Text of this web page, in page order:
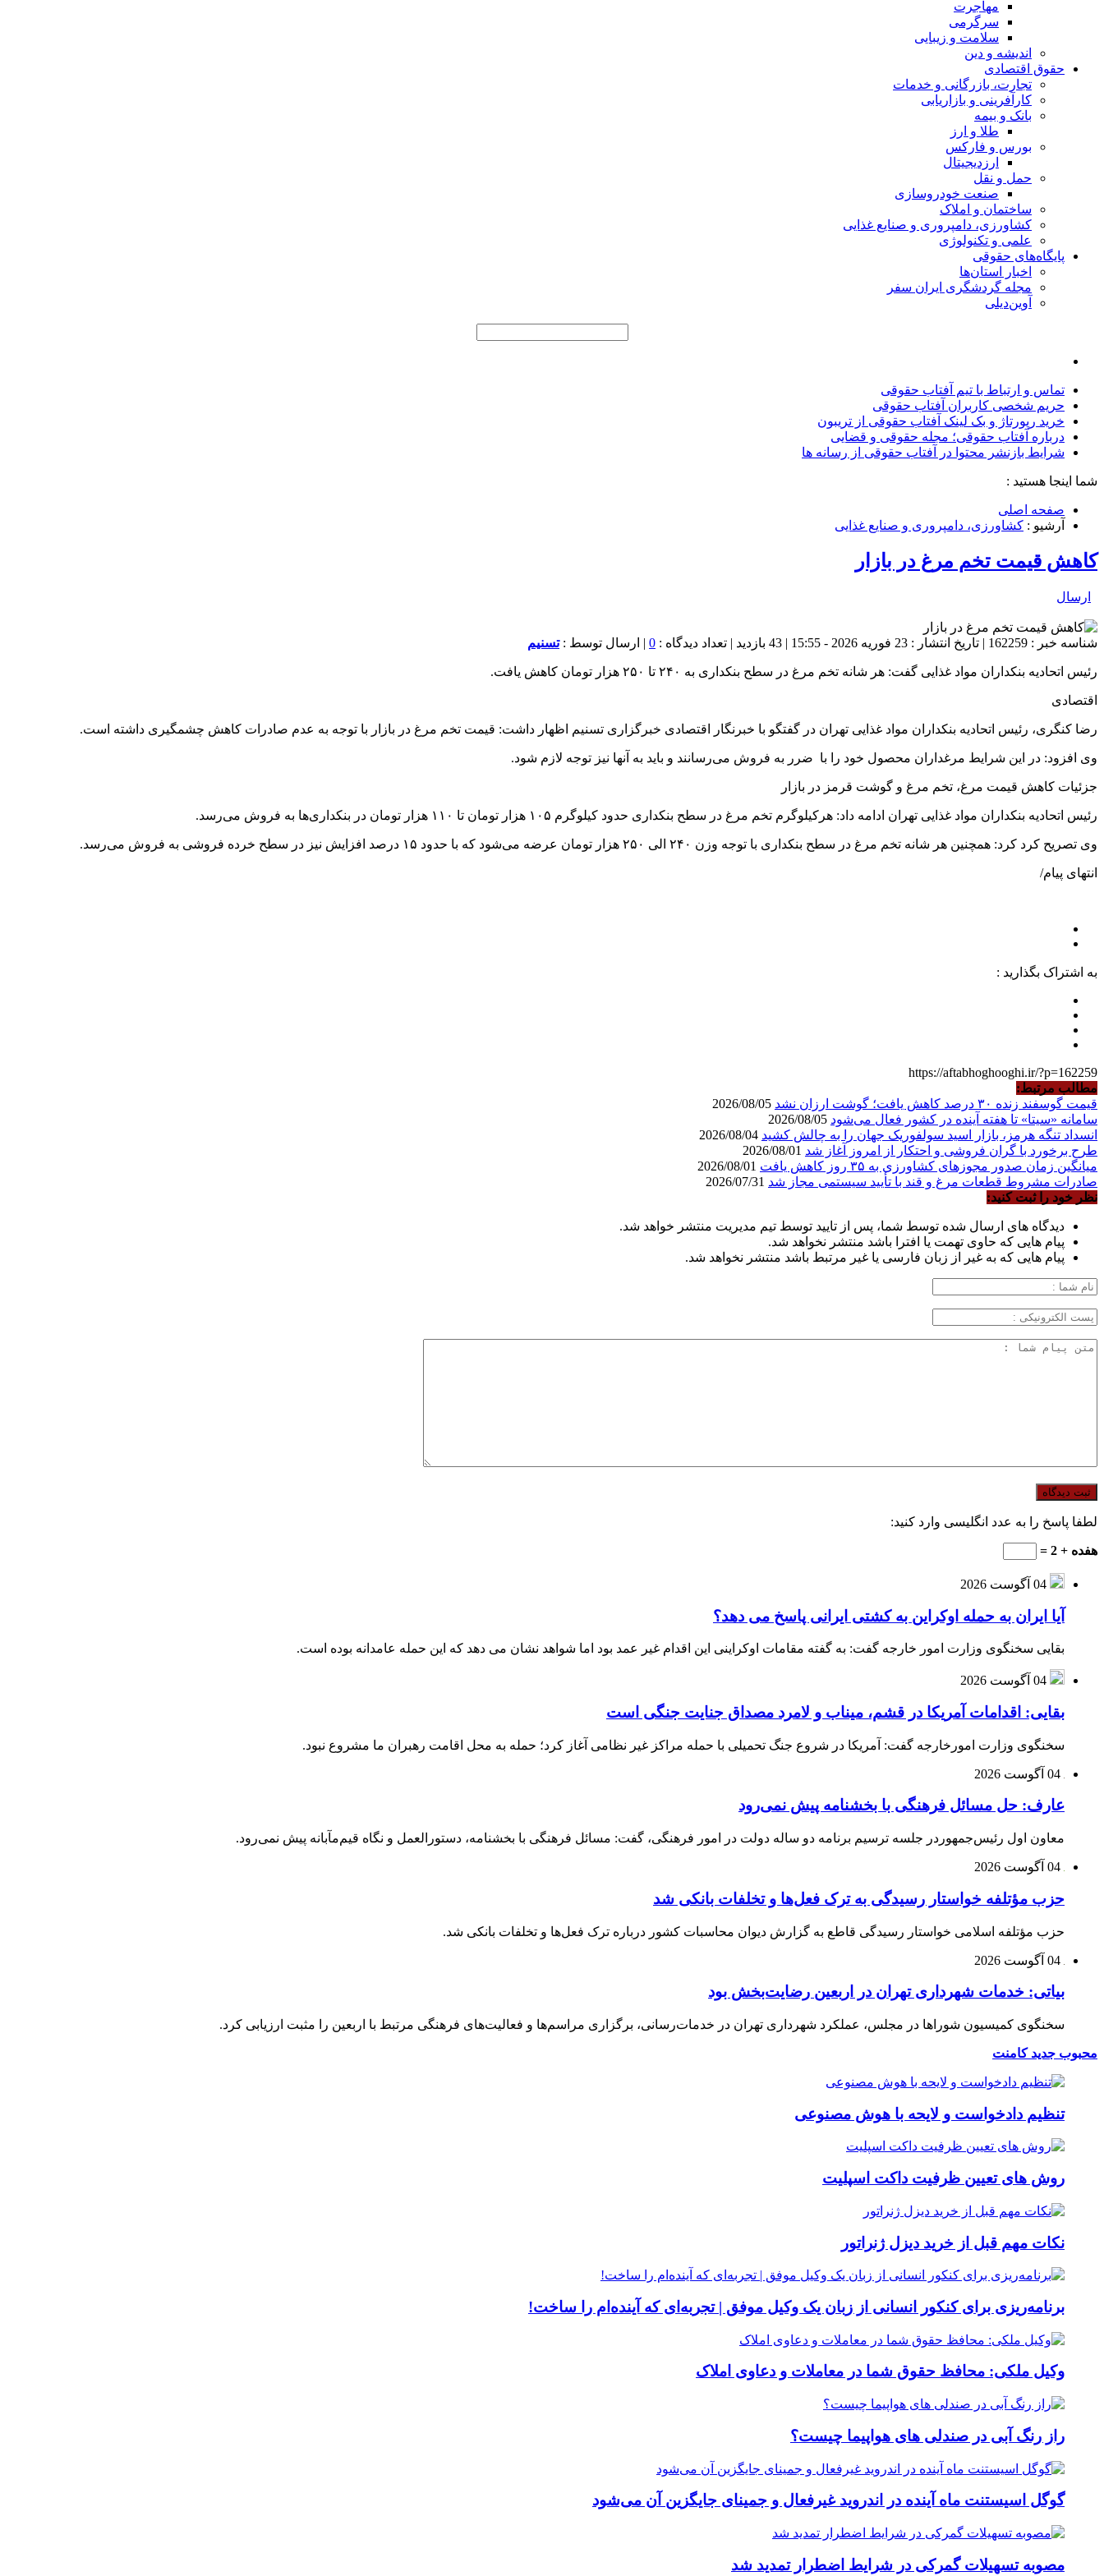
مهاجرت
سرگرمی
سلامت و زیبایی
اندیشه و دین
حقوق اقتصادی
تجارت، بازرگانی و خدمات
کارآفرینی و بازاریابی
بانک و بیمه
طلا و ارز
بورس و فارکس
ارزدیجیتال
حمل و نقل
صنعت خودروسازی
ساختمان و املاک
کشاورزی، دامپروری و صنایع غذایی
علمی و تکنولوژی
پایگاه‌های حقوقی
اخبار استان‌ها
مجله گردشگری ایران سفر
آوین‌دیلی
تماس و ارتباط با تیم آفتاب حقوقی
حریم شخصی کاربران آفتاب حقوقی
خرید رپورتاژ و بک لینک آفتاب حقوقی از تریبون
درباره آفتاب حقوقی؛ مجله حقوقی و قضایی
شرایط بازنشر محتوا در آفتاب حقوقی از رسانه ها
شما اینجا هستید :
صفحه اصلی
آرشیو : کشاورزی، دامپروری و صنایع غذایی
کاهش قیمت تخم مرغ در بازار
ارسال
شناسه خبر : 162259 | تاریخ انتشار : 23 فوریه 2026 - 15:55 | 43 بازدید | تعداد دیدگاه : 0 | ارسال توسط :تسنیم
رئیس اتحادیه بنکداران مواد غذایی گفت: هر شانه تخم مرغ در سطح بنکداری به ۲۴۰ تا ۲۵۰ هزار تومان کاهش یافت.
اقتصادی
رضا کنگری، رئیس اتحادیه بنکداران مواد غذایی تهران در گفتگو با خبرنگار اقتصادی خبرگزاری تسنیم اظهار داشت: قیمت تخم مرغ در بازار با توجه به عدم صادرات کاهش چشمگیری داشته است.
وی افزود: در این شرایط مرغداران محصول خود را با ضرر به فروش می‌رسانند و باید به آنها نیز توجه لازم شود.
جزئیات کاهش قیمت مرغ، تخم مرغ و گوشت قرمز در بازار
رئیس اتحادیه بنکداران مواد غذایی تهران ادامه داد: هرکیلوگرم تخم مرغ در سطح بنکداری حدود کیلوگرم ۱۰۵ هزار تومان تا ۱۱۰ هزار تومان در بنکداری‌ها به فروش می‌رسد.
وی تصریح کرد کرد: همچنین هر شانه تخم مرغ در سطح بنکداری با توجه وزن ۲۴۰ الی ۲۵۰ هزار تومان عرضه می‌شود که با حدود ۱۵ درصد افزایش نیز در سطح خرده فروشی به فروش می‌رسد.
انتهای پیام/
به اشتراک بگذارید :
https://aftabhoghooghi.ir/?p=162259
مطالب مرتبط:
قیمت گوسفند زنده ۳۰ درصد کاهش یافت؛ گوشت ارزان نشد
سامانه «سیتا» تا هفته آینده در کشور فعال می‌شود
انسداد تنگه هرمز، بازار اسید سولفوریک جهان را به چالش کشید
طرح برخورد با گران فروشی و احتکار از امروز آغاز شد
میانگین زمان صدور مجوزهای کشاورزی به ۳۵ روز کاهش یافت
صادرات مشروط قطعات مرغ و قند با تأیید سیستمی مجاز شد
نظر خود را ثبت کنید:
دیدگاه های ارسال شده توسط شما، پس از تایید توسط تیم مدیریت منتشر خواهد شد.
پیام هایی که حاوی تهمت یا افترا باشد منتشر نخواهد شد.
پیام هایی که به غیر از زبان فارسی یا غیر مرتبط باشد منتشر نخواهد شد.
لطفا پاسخ را به عدد انگلیسی وارد کنید:
هفده + 2 =
04 آگوست 2026
آیا ایران به حمله اوکراین به کشتی ایرانی پاسخ می دهد؟
بقایی سخنگوی وزارت امور خارجه گفت: به گفته مقامات اوکراینی این اقدام غیر عمد بود اما شواهد نشان می دهد که این حمله عامدانه بوده است.
04 آگوست 2026
بقایی: اقدامات آمریکا در قشم، میناب و لامرد مصداق جنایت جنگی است
سخنگوی وزارت امورخارجه گفت: آمریکا در شروع جنگ تحمیلی با حمله مراکز غیر نظامی آغاز کرد؛ حمله به محل اقامت رهبران ما مشروع نبود.
04 آگوست 2026
عارف: حل مسائل فرهنگی با بخشنامه پیش نمی‌رود
معاون اول رئیس‌جمهوردر جلسه ترسیم برنامه دو ساله دولت در امور فرهنگی، گفت: مسائل فرهنگی با بخشنامه، دستورالعمل و نگاه قیم‌مآبانه پیش نمی‌رود.
04 آگوست 2026
حزب مؤتلفه خواستار رسیدگی به ترک فعل‌ها و تخلفات بانکی شد
حزب مؤتلفه اسلامی خواستار رسیدگی قاطع به گزارش دیوان محاسبات کشور درباره ترک فعل‌ها و تخلفات بانکی شد.
04 آگوست 2026
بیاتی: خدمات شهرداری تهران در اربعین رضایت‌بخش بود
سخنگوی کمیسیون شوراها در مجلس، عملکرد شهرداری تهران در خدمات‌رسانی، برگزاری مراسم‌ها و فعالیت‌های فرهنگی مرتبط با اربعین را مثبت ارزیابی کرد.
محبوب جدیدکامنت
تنظیم دادخواست و لایحه با هوش مصنوعی
روش های تعیین ظرفیت داکت اسپلیت
نکات مهم قبل از خرید دیزل ژنراتور
برنامه‌ریزی برای کنکور انسانی از زبان یک وکیل موفق | تجربه‌ای که آینده‌ام را ساخت!
وکیل ملکی: محافظ حقوق شما در معاملات و دعاوی املاک
راز رنگ آبی در صندلی های هواپیما چیست؟
گوگل اسیستنت ماه آینده در اندروید غیرفعال و جمینای جایگزین آن می‌شود
مصوبه تسهیلات گمرکی در شرایط اضطرار تمدید شد